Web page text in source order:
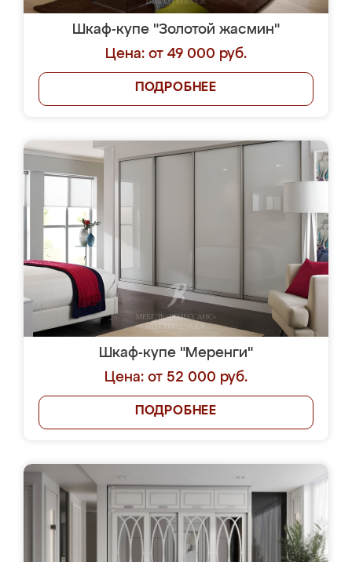
Шкаф-купе "Золотой жасмин"
Цена: от 49 000 руб.
ПОДРОБНЕЕ
Шкаф-купе "Меренги"
Цена: от 52 000 руб.
ПОДРОБНЕЕ